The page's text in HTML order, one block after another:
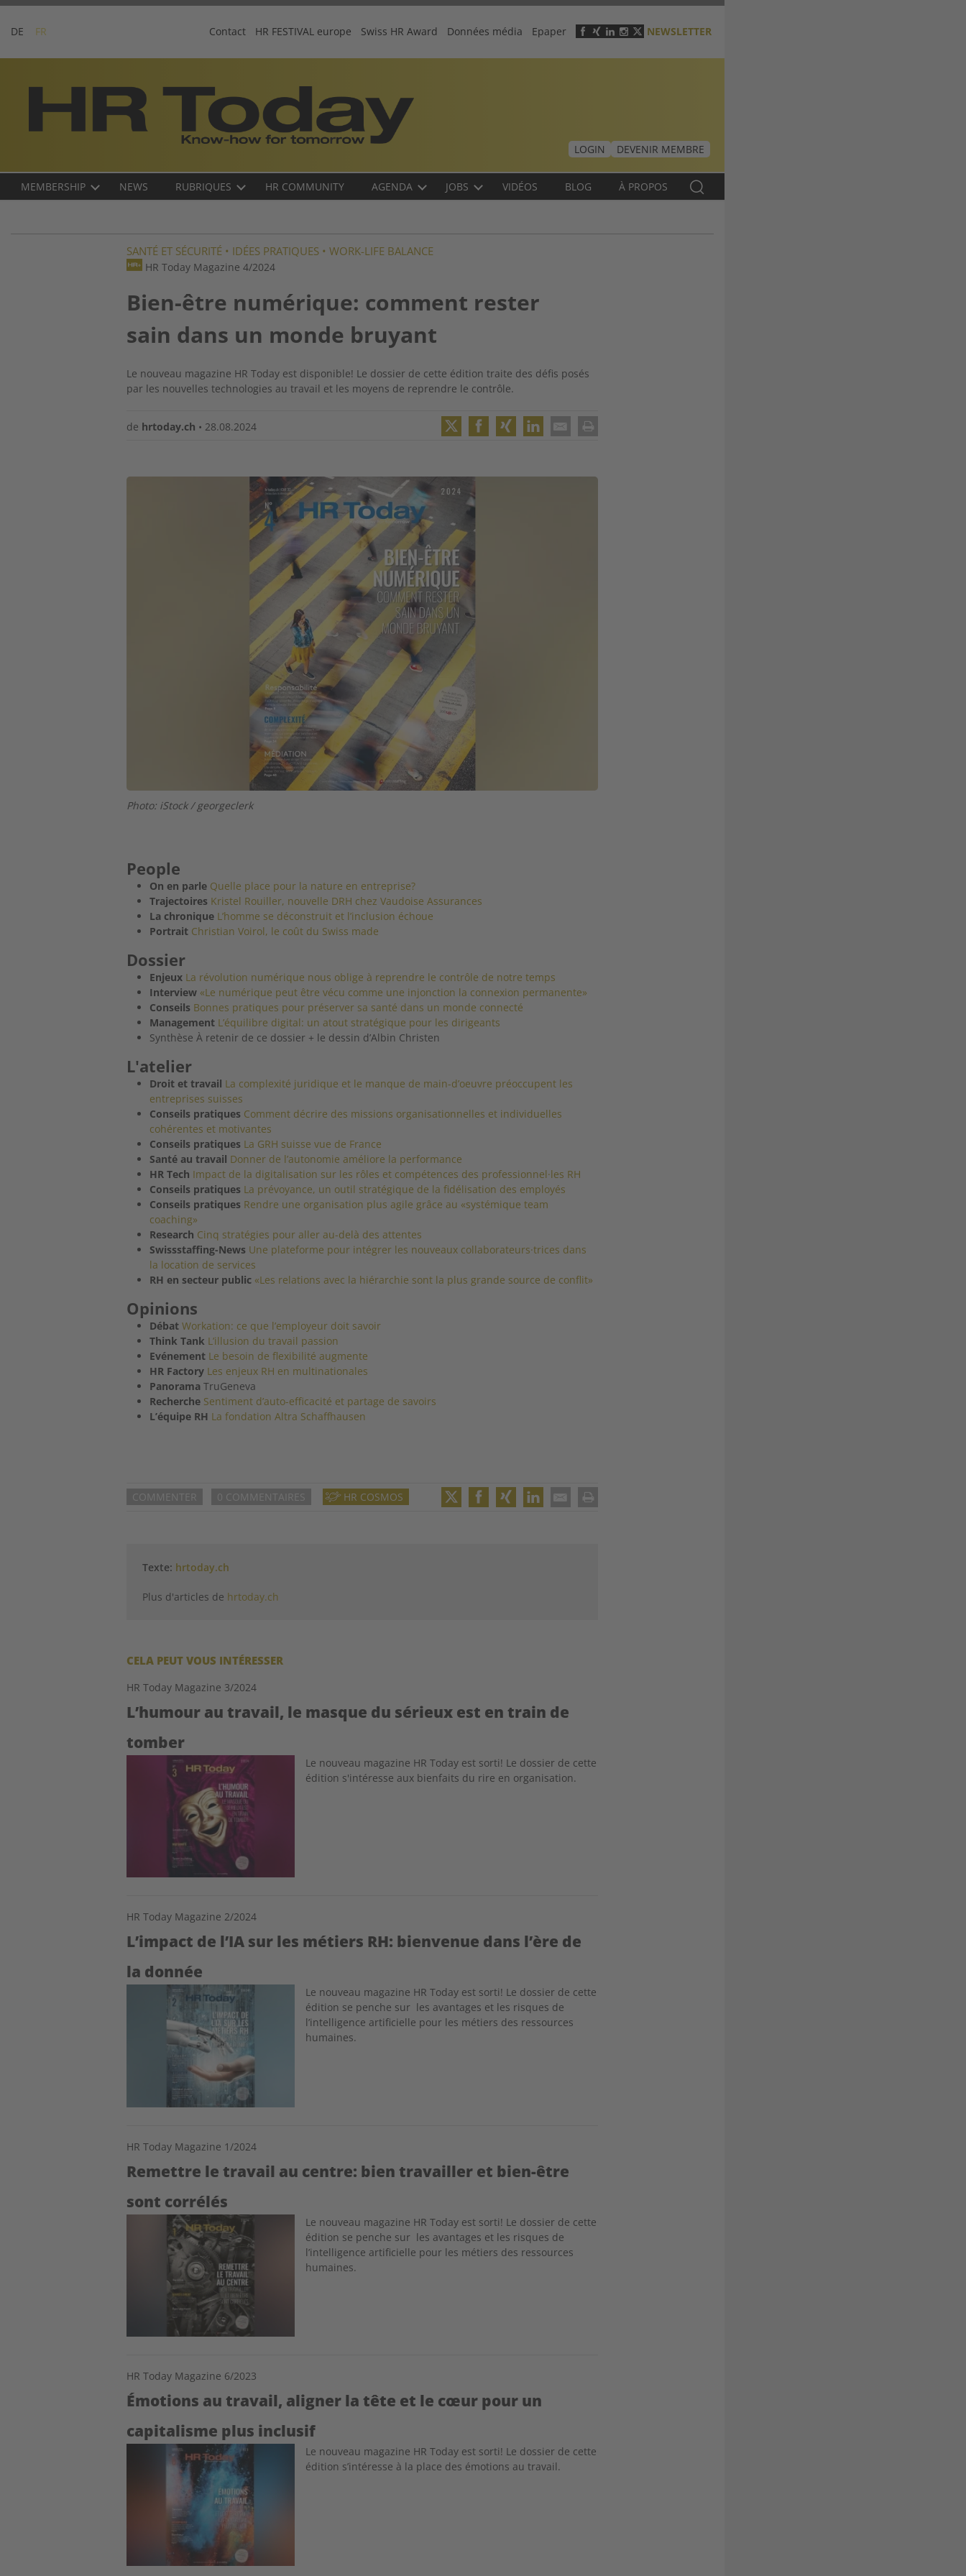
Skip
content
DE FR
Header
menu
Contact HR FESTIVAL europe Swiss HR Award Données média Epaper NEWSLETTER
LOGIN
DEVENIR MEMBRE
Main
FR
MEMBERSHIP NEWS RUBRIQUES HR COMMUNITY AGENDA JOBS VIDÉOS BLOG À PROPOS
SANTÉ ET SÉCURITÉ • IDÉES PRATIQUES •WORK-LIFE BALANCE
HR Today Magazine 4/2024
Bien-être numérique: comment rester
sain dans un monde bruyant
Le nouveau magazine HR Today est disponible! Le dossier de cette édition traite des défis posés
par les nouvelles technologies au travail et les moyens de reprendre le contrôle.
de hrtoday.ch • 28.08.2024
Photo: iStock / georgeclerk
People
On en parle Quelle place pour la nature en entreprise?
Trajectoires Kristel Rouiller, nouvelle DRH chez Vaudoise Assurances
La chronique L’homme se déconstruit et l’inclusion échoue
Portrait Christian Voirol, le coût du Swiss made
Dossier
Enjeux La révolution numérique nous oblige à reprendre le contrôle de notre temps
Interview «Le numérique peut être vécu comme une injonction la connexion permanente»
Conseils Bonnes pratiques pour préserver sa santé dans un monde connecté
Management L’équilibre digital: un atout stratégique pour les dirigeants
Synthèse À retenir de ce dossier + le dessin d’Albin Christen
L'atelier
Droit et travail La complexité juridique et le manque de main-d’oeuvre préoccupent les
entreprises suisses
Conseils pratiques Comment décrire des missions organisationnelles et individuelles
cohérentes et motivantes
Conseils pratiques La GRH suisse vue de France
Santé au travail Donner de l’autonomie améliore la performance
HR Tech Impact de la digitalisation sur les rôles et compétences des professionnel·les RH
Conseils pratiques La prévoyance, un outil stratégique de la fidélisation des employés
Conseils pratiques Rendre une organisation plus agile grâce au «systémique team
coaching»
Research Cinq stratégies pour aller au-delà des attentes
Swissstaffing-News Une plateforme pour intégrer les nouveaux collaborateurs·trices dans
la location de services
RH en secteur public «Les relations avec la hiérarchie sont la plus grande source de conflit»
Opinions
Débat Workation: ce que l’employeur doit savoir
Think Tank L’illusion du travail passion
Evénement Le besoin de flexibilité augmente
HR Factory Les enjeux RH en multinationales
Panorama TruGeneva
Recherche Sentiment d’auto-efficacité et partage de savoirs
L’équipe RH La fondation Altra Schaffhausen
COMMENTER 0 COMMENTAIRES HR COSMOS
Texte: hrtoday.ch
Plus d'articles de hrtoday.ch
CELA PEUT VOUS INTÉRESSER
HR Today Magazine 3/2024
L’humour au travail, le masque du sérieux est en train de
tomber
Le nouveau magazine HR Today est sorti! Le dossier de cette
édition s'intéresse aux bienfaits du rire en organisation.
HR Today Magazine 2/2024
L’impact de l’IA sur les métiers RH: bienvenue dans l’ère de
la donnée
Le nouveau magazine HR Today est sorti! Le dossier de cette
édition se penche sur les avantages et les risques de
l’intelligence artificielle pour les métiers des ressources
humaines.
HR Today Magazine 1/2024
Remettre le travail au centre: bien travailler et bien-être
sont corrélés
Le nouveau magazine HR Today est sorti! Le dossier de cette
édition se penche sur les avantages et les risques de
l’intelligence artificielle pour les métiers des ressources
humaines.
HR Today Magazine 6/2023
Émotions au travail, aligner la tête et le cœur pour un
capitalisme plus inclusif
Le nouveau magazine HR Today est sorti! Le dossier de cette
édition s’intéresse à la place des émotions au travail.